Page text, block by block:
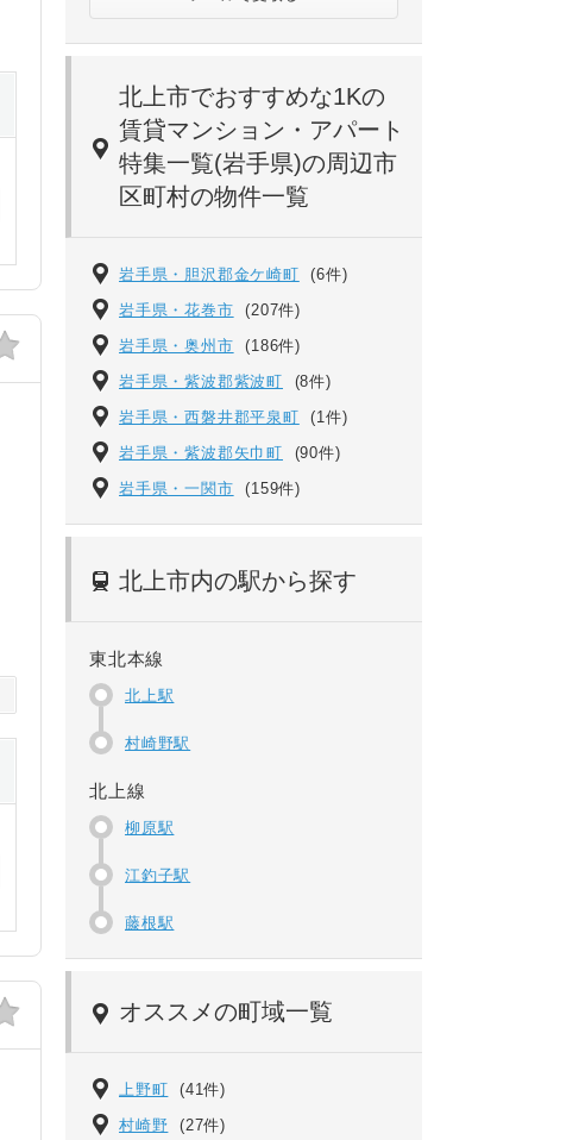
北上市でおすすめな1Kの
賃貸マンション・アパート
特集一覧(岩手県)の周辺市
区町村の物件一覧
岩手県・胆沢郡金ケ崎町 (6件)
岩手県・花巻市 (207件)
岩手県・奥州市 (186件)
岩手県・紫波郡紫波町 (8件)
岩手県・西磐井郡平泉町 (1件)
岩手県・紫波郡矢巾町 (90件)
岩手県・一関市 (159件)
北上市内の駅から探す
東北本線
北上駅
村崎野駅
北上線
柳原駅
江釣子駅
藤根駅
オススメの町域一覧
上野町 (41件)
村崎野 (27件)